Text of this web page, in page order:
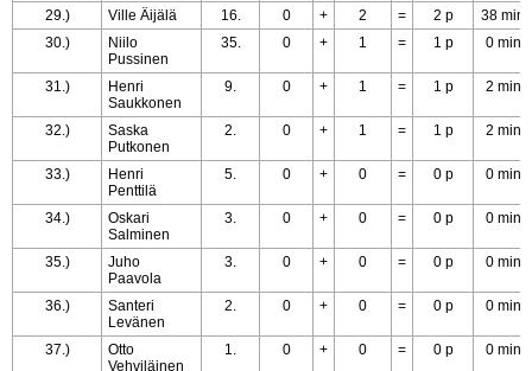
29.) Ville Äijälä 16. 0 + 2 = 2 p
38 min
30.)
Niilo
Pussinen
35. 0 + 1 = 1 p 0 min
31.)
Henri
Saukkonen
9. 0 + 1 = 1 p 2 min
32.)
Saska
Putkonen
2. 0 + 1 = 1 p 2 min
33.)
Henri
Penttilä
5. 0 + 0 = 0 p 0 min
34.)
Oskari
Salminen
3. 0 + 0 = 0 p 0 min
35.)
Juho
Paavola
3. 0 + 0 = 0 p 0 min
36.)
Santeri
Levänen
2. 0 + 0 = 0 p 0 min
37.)
Otto
Vehviläinen
1. 0 + 0 = 0 p 0 min